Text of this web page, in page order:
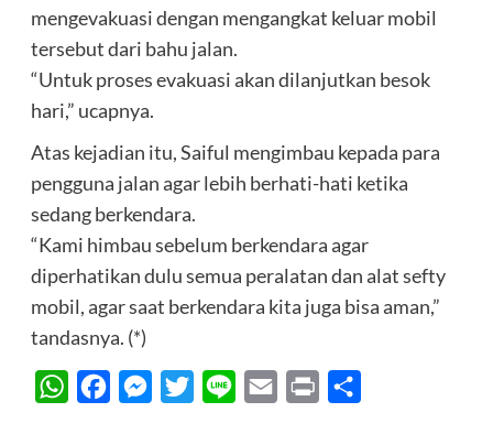
mengevakuasi dengan mengangkat keluar mobil
tersebut dari bahu jalan.
“Untuk proses evakuasi akan dilanjutkan besok
hari,” ucapnya.
Atas kejadian itu, Saiful mengimbau kepada para
pengguna jalan agar lebih berhati-hati ketika
sedang berkendara.
“Kami himbau sebelum berkendara agar
diperhatikan dulu semua peralatan dan alat sefty
mobil, agar saat berkendara kita juga bisa aman,”
tandasnya. (*)
WhatsAppFacebookMessenger
Twitter Line Email Print